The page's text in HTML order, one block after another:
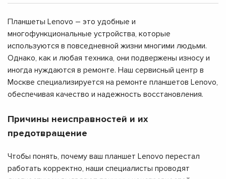
Планшеты Lenovo – это удобные и
многофункциональные устройства, которые
используются в повседневной жизни многими людьми.
Однако, как и любая техника, они подвержены износу и
иногда нуждаются в ремонте. Наш сервисный центр в
Москве специализируется на ремонте планшетов Lenovo,
обеспечивая качество и надежность восстановления.
Причины неисправностей и их
предотвращение
Чтобы понять, почему ваш планшет Lenovo перестал
работать корректно, наши специалисты проводят